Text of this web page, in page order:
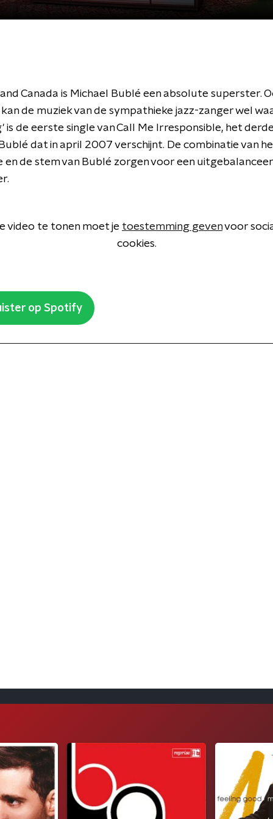
Canada is Michael Bublé een absolute superster.
de muziek van de sympathieke jazz-zanger wel
is de eerste single van Call Me Irresponsible, het
dat in april 2007 verschijnt. De combinatie van
en de stem van Bublé zorgen voor een
video te tonen moet je toestemming gevenvoor
cookies.
op Spotify